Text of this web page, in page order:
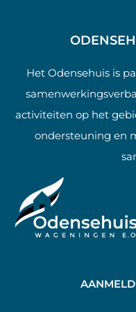
Het Odensehuis is
activiteiten op het
ondersteuning en